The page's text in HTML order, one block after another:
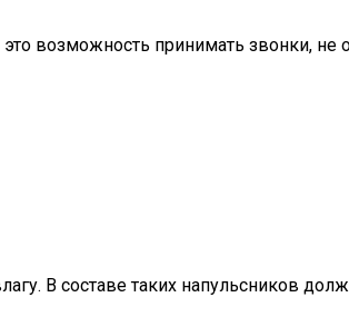
возможность принимать звонки, не
В составе таких напульсников